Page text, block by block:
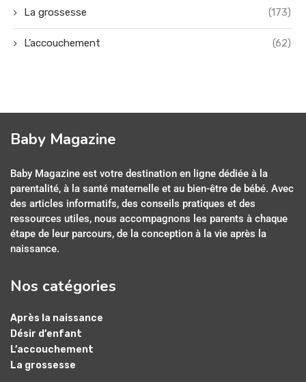
La grossesse (173)
L’accouchement (62)
Baby Magazine
Baby Magazine est votre destination en ligne dédiée à la
parentalité, à la santé maternelle et au bien-être de bébé. Avec
des articles informatifs, des conseils pratiques et des
ressources utiles, nous accompagnons les parents à chaque
étape de leur parcours, de la conception à la vie après la
naissance.
Nos catégories
Après la naissance
Désir d’enfant
L’accouchement
La grossesse